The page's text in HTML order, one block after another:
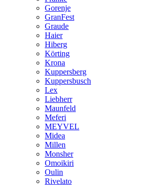
Gorenje
GranFest
Graude
Haier
Hiberg
Körting
Krona
Kuppersberg
Kuppersbusch
Lex
Liebherr
Maunfeld
Meferi
MEYVEL
Midea
Millen
Monsher
Omoikiri
Oulin
Rivelato